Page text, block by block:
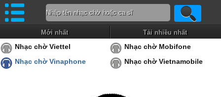
Mới nhất Tải nhiều nhất
Nhạc chờ Viettel
Nhạc chờ Mobifone
Nhạc chờ Vinaphone
Nhạc chờ Vietnamobile